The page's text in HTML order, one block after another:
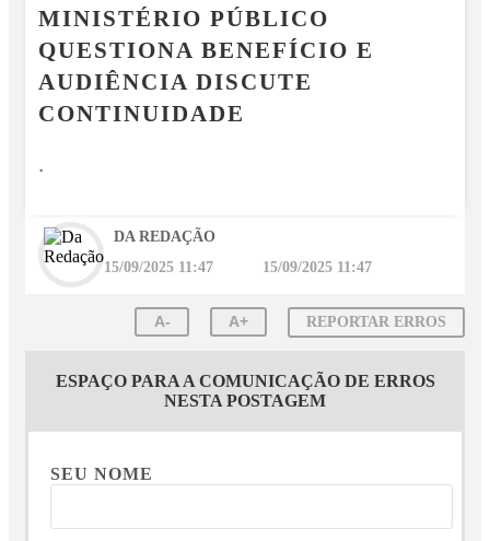
MINISTÉRIO PÚBLICO
QUESTIONA BENEFÍCIO E
AUDIÊNCIA DISCUTE
CONTINUIDADE
.
DA REDAÇÃO
15/09/2025 11:47 15/09/2025 11:47
A- A+ REPORTAR ERROS
ESPAÇO PARA A COMUNICAÇÃO DE ERROS
NESTA POSTAGEM
SEU NOME